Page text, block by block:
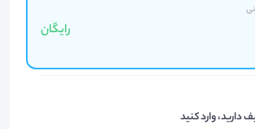
رایگان
وارد کنید